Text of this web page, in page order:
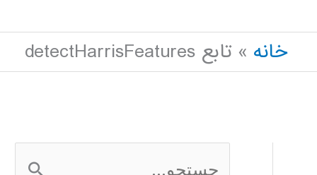
خانه
تابع detectHarrisFeatures